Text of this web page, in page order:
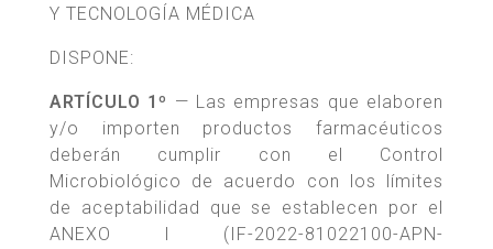
Y TECNOLOGÍA MÉDICA
DISPONE:
ARTÍCULO 1º — Las empresas que elaboren
y/o importen productos farmacéuticos
deberán cumplir con el Control
Microbiológico de acuerdo con los límites
de aceptabilidad que se establecen por el
ANEXO I (IF-2022-81022100-APN-